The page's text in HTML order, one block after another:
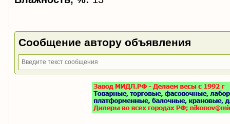
Сообщение автору объявления